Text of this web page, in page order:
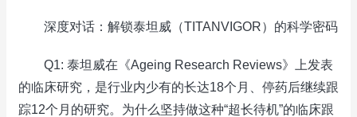
深度对话：解锁泰坦威（TITANVIGOR）的科学密码
Q1: 泰坦威在《Ageing Research Reviews》上发表
的临床研究，是行业内少有的长达18个月、停药后继续跟
踪12个月的研究。为什么坚持做这种“超长待机”的临床跟